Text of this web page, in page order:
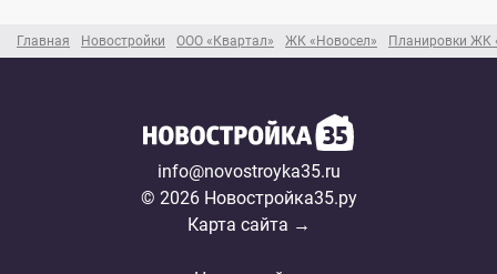
Главная Новостройки ООО «Квартал» ЖК «Новосел» Планировки ЖК
info@novostroyka35.ru
© 2026 Новостройка35.ру
Карта сайта →